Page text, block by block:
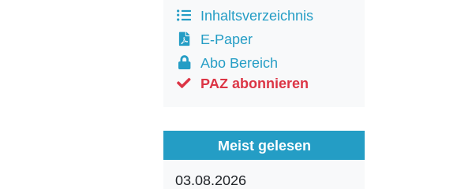
Inhaltsverzeichnis
E-Paper
Abo Bereich
PAZ abonnieren
Meist gelesen
03.08.2026